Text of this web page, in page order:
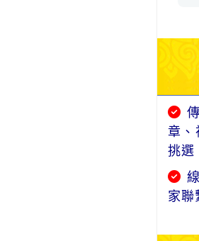
章、
挑選
家聯